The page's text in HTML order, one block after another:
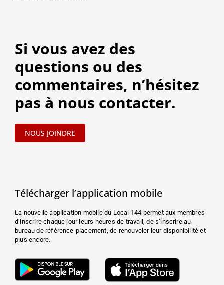
Si vous avez des
questions ou des
commentaires, n’hésitez
pas à nous contacter.
NOUS JOINDRE
Télécharger l’application mobile
La nouvelle application mobile du Local 144 permet aux membres
d’inscrire chaque jour leurs heures de travail, de s’inscrire au
bureau de référence-placement, de renouveler leur disponibilité et
plus encore.